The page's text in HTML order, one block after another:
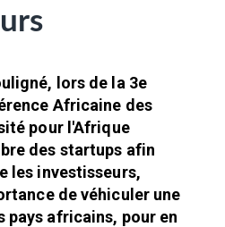
lors de la 3e
Africaine des
pour l'Afrique
des startups afin
les investisseurs,
de véhiculer une
pays africains, pour en